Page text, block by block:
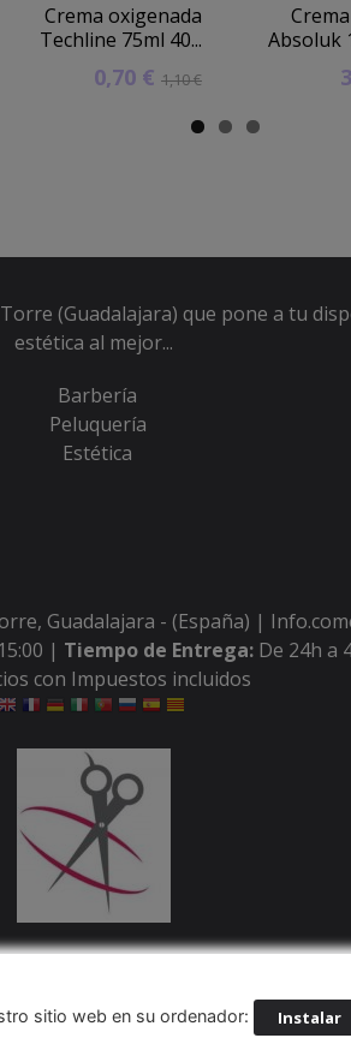
Crema oxigenada
Techline 75ml 40...
0,70 € 1,10 €
Absoluk
(Guadalajara) que pone a tu
estética al mejor...
Barbería
Peluquería
Estética
Guadalajara - (España) |
| Tiempo de Entrega: De 24h a
con Impuestos incluidos
sitio web en su ordenador: Instalar